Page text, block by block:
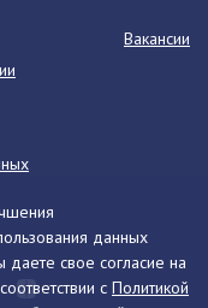
данных
свое согласие на
с Политикой
Вакансии